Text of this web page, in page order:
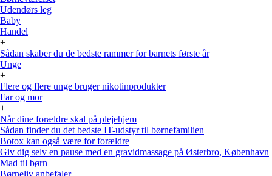
Udendørs leg
Baby
Handel
+
Sådan skaber du de bedste rammer for barnets første år
Unge
+
Flere og flere unge bruger nikotinprodukter
Far og mor
+
Når dine forældre skal på plejehjem
Sådan finder du det bedste IT-udstyr til børnefamilien
Botox kan også være for forældre
Giv dig selv en pause med en gravidmassage på Østerbro, København
Mad til børn
Børneliv anbefaler